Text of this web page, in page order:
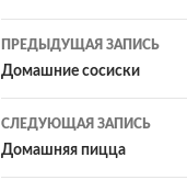
Навигация
по
записям
ПРЕДЫДУЩАЯ ЗАПИСЬ
Домашние сосиски
СЛЕДУЮЩАЯ ЗАПИСЬ
Домашняя пицца